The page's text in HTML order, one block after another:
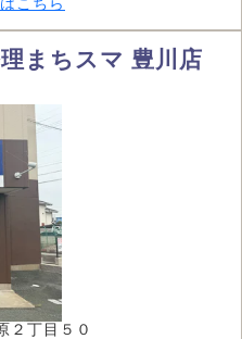
こちら
まちスマ 豊川店
２丁目５０